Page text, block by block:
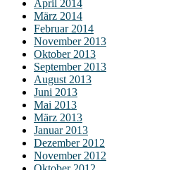
April 2014
März 2014
Februar 2014
November 2013
Oktober 2013
September 2013
August 2013
Juni 2013
Mai 2013
März 2013
Januar 2013
Dezember 2012
November 2012